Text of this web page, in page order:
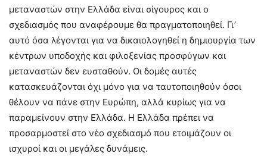
μεταναστών στην Ελλάδα είναι σίγουρος και ο
σχεδιασμός που αναφέρουμε θα πραγματοποιηθεί. Γι’
αυτό όσα λέγονται για να δικαιολογηθεί η δημιουργία των
κέντρων υποδοχής και φιλοξενίας προσφύγων και
μεταναστών δεν ευσταθούν. Οι δομές αυτές
κατασκευάζονται όχι μόνο για να ταυτοποιηθούν όσοι
θέλουν να πάνε στην Ευρώπη, αλλά κυρίως για να
παραμείνουν στην Ελλάδα. Η Ελλάδα πρέπει να
προσαρμοστεί στο νέο σχεδιασμό που ετοιμάζουν οι
ισχυροί και οι μεγάλες δυνάμεις.